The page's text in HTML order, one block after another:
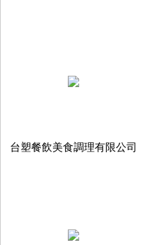
台塑餐飲美食調理有限公司